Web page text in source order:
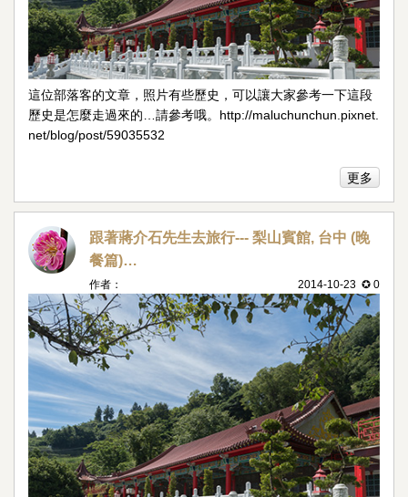
這位部落客的文章，照片有些歷史，可以讓大家參考一下這段
歷史是怎麼走過來的…請參考哦。http://maluchunchun.pixnet.
net/blog/post/59035532
更多
跟著蔣介石先生去旅行--- 梨山賓館, 台中 (晚
餐篇)…
2014-10-23 ✪ 0
作者：